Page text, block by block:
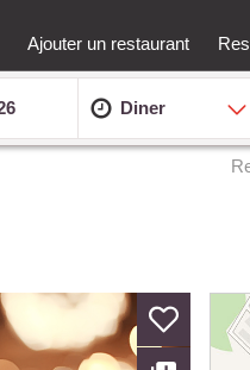
Ajouter un restaurant
Diner